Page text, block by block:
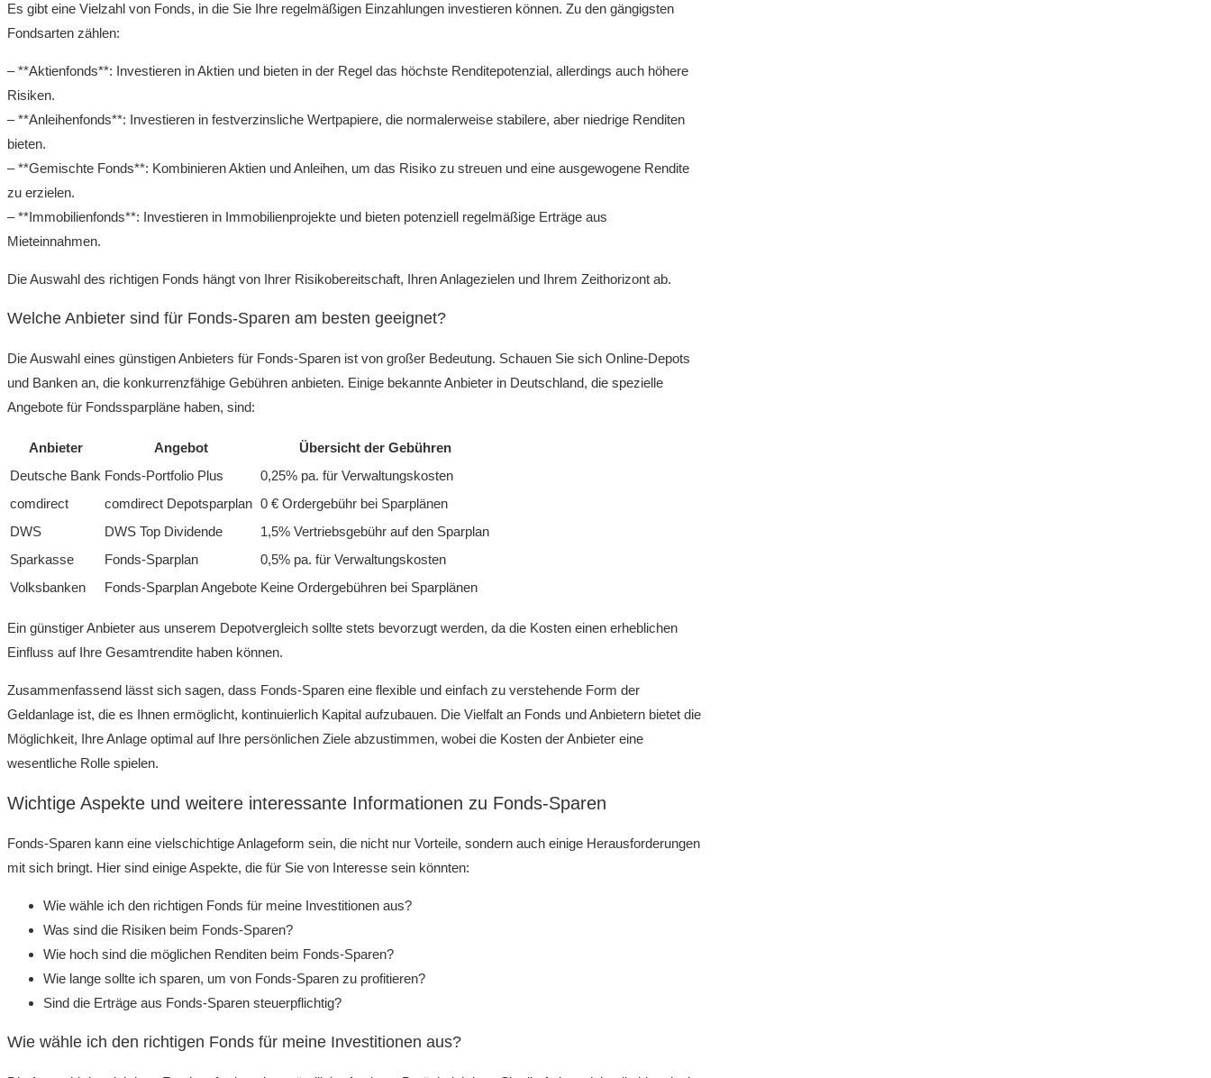
Es gibt eine Vielzahl von Fonds, in die Sie Ihre regelmäßigen Einzahlungen investieren können. Zu den gängigsten
Fondsarten zählen:
– **Aktienfonds**: Investieren in Aktien und bieten in der Regel das höchste Renditepotenzial, allerdings auch höhere
Risiken.
– **Anleihenfonds**: Investieren in festverzinsliche Wertpapiere, die normalerweise stabilere, aber niedrige Renditen
bieten.
– **Gemischte Fonds**: Kombinieren Aktien und Anleihen, um das Risiko zu streuen und eine ausgewogene Rendite
zu erzielen.
– **Immobilienfonds**: Investieren in Immobilienprojekte und bieten potenziell regelmäßige Erträge aus
Mieteinnahmen.
Die Auswahl des richtigen Fonds hängt von Ihrer Risikobereitschaft, Ihren Anlagezielen und Ihrem Zeithorizont ab.
Welche Anbieter sind für Fonds-Sparen am besten geeignet?
Die Auswahl eines günstigen Anbieters für Fonds-Sparen ist von großer Bedeutung. Schauen Sie sich Online-Depots
und Banken an, die konkurrenzfähige Gebühren anbieten. Einige bekannte Anbieter in Deutschland, die spezielle
Angebote für Fondssparpläne haben, sind:
Anbieter Angebot
Übersicht der Gebühren
Deutsche Bank Fonds-Portfolio Plus
0,25% pa. für Verwaltungskosten
comdirect
comdirect Depotsparplan 0 € Ordergebühr bei Sparplänen
DWS
DWS Top Dividende
1,5% Vertriebsgebühr auf den Sparplan
Sparkasse
Fonds-Sparplan
0,5% pa. für Verwaltungskosten
Volksbanken
Fonds-Sparplan Angebote Keine Ordergebühren bei Sparplänen
Ein günstiger Anbieter aus unserem Depotvergleich sollte stets bevorzugt werden, da die Kosten einen erheblichen
Einfluss auf Ihre Gesamtrendite haben können.
Zusammenfassend lässt sich sagen, dass Fonds-Sparen eine flexible und einfach zu verstehende Form der
Geldanlage ist, die es Ihnen ermöglicht, kontinuierlich Kapital aufzubauen. Die Vielfalt an Fonds und Anbietern bietet die
Möglichkeit, Ihre Anlage optimal auf Ihre persönlichen Ziele abzustimmen, wobei die Kosten der Anbieter eine
wesentliche Rolle spielen.
Wichtige Aspekte und weitere interessante Informationen zu Fonds-Sparen
Fonds-Sparen kann eine vielschichtige Anlageform sein, die nicht nur Vorteile, sondern auch einige Herausforderungen
mit sich bringt. Hier sind einige Aspekte, die für Sie von Interesse sein könnten:
Wie wähle ich den richtigen Fonds für meine Investitionen aus?
Was sind die Risiken beim Fonds-Sparen?
Wie hoch sind die möglichen Renditen beim Fonds-Sparen?
Wie lange sollte ich sparen, um von Fonds-Sparen zu profitieren?
Sind die Erträge aus Fonds-Sparen steuerpflichtig?
Wie wähle ich den richtigen Fonds für meine Investitionen aus?